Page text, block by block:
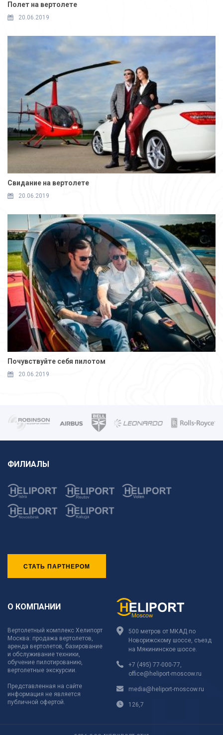
Полет на вертолете
20.06.2019
Свидание на вертолете
20.06.2019
Почувствуйте себя пилотом
20.06.2019
ФИЛИАЛЫ
СТАТЬ ПАРТНЕРОМ
О КОМПАНИИ
Вертолетный комплекс Хелипорт
Москва: продажа вертолетов,
аренда вертолетов, базирование
и обслуживание техники,
обучение пилотированию,
вертолетные экскурсии.
Представленная на сайте
информация не является
публичной офертой.
500 метров от МКАД по
Новорижскому шоссе, съезд
на Мякининское шоссе.
+7 (495) 77-000-77
office@heliport-moscow.ru
media@heliport-moscow.ru
126,7